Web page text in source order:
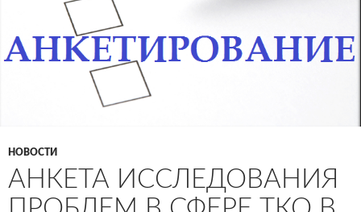
НОВОСТИ
АНКЕТА ИССЛЕДОВАНИЯ